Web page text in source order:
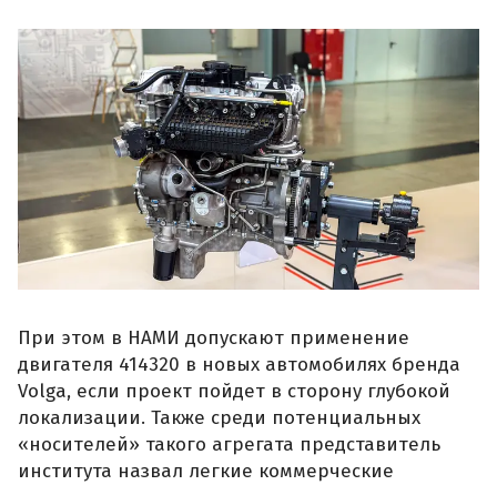
При этом в НАМИ допускают применение
двигателя 414320 в новых автомобилях бренда
Volga, если проект пойдет в сторону глубокой
локализации. Также среди потенциальных
«носителей» такого агрегата представитель
института назвал легкие коммерческие